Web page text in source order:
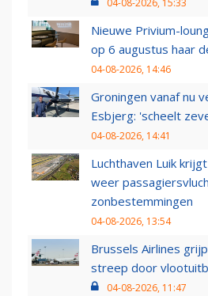
04-08-2026, 15:33
Nieuwe Privium-
op 6 augustus haar
04-08-2026, 14:46
Groningen vanaf nu
Esbjerg: 'scheelt
04-08-2026, 14:41
Luchthaven Luik
weer
zonbestemmingen
04-08-2026, 13:54
Brussels Airlines
streep door
04-08-2026, 11:47